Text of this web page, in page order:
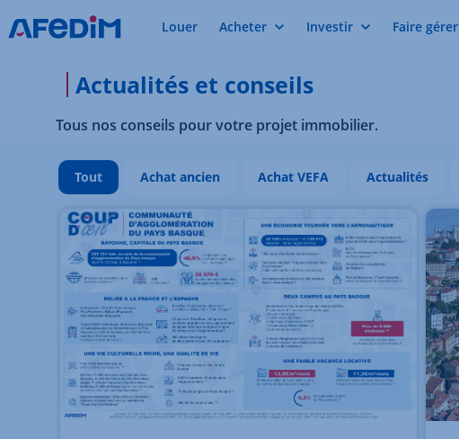
Louer Acheter Investir Faire gérer
Actualités et conseils
Tous nos conseils pour votre projet immobilier.
Tout Achat ancien Achat VEFA Actualités